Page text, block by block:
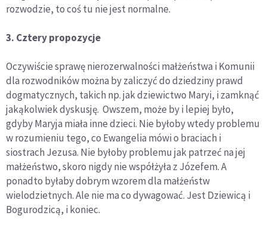
rozwodzie, to coś tu nie jest normalne.
3. Cztery propozycje
Oczywiście sprawę nierozerwalności małżeństwa i Komunii
dla rozwodników można by zaliczyć do dziedziny prawd
dogmatycznych, takich np. jak dziewictwo Maryi, i zamknąć
jakąkolwiek dyskusję. Owszem, może by i lepiej było,
gdyby Maryja miała inne dzieci. Nie byłoby wtedy problemu
w rozumieniu tego, co Ewangelia mówi o braciach i
siostrach Jezusa. Nie byłoby problemu jak patrzeć na jej
małżeństwo, skoro nigdy nie współżyła z Józefem. A
ponadto byłaby dobrym wzorem dla małżeństw
wielodzietnych. Ale nie ma co dywagować. Jest Dziewicą i
Bogurodzicą, i koniec.